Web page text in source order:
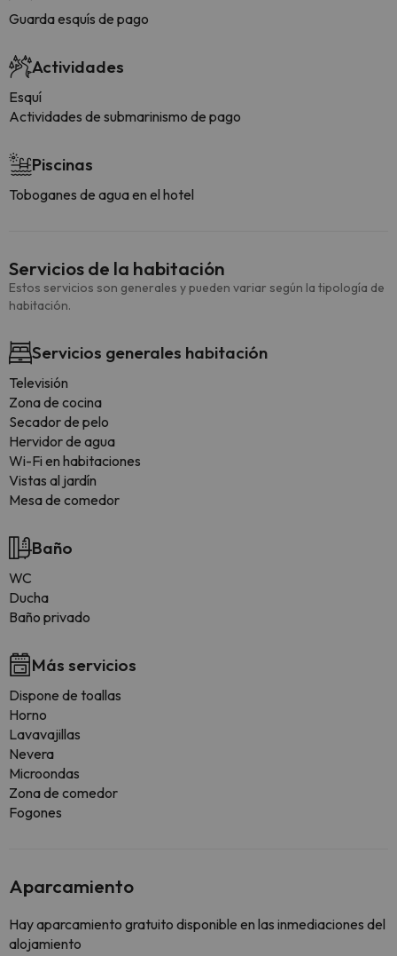
Guarda esquís de pago
Actividades
Esquí
Actividades de submarinismo de pago
Piscinas
Toboganes de agua en el hotel
Servicios de la habitación
Estos servicios son generales y pueden variar según la tipología de
habitación.
Servicios generales habitación
Televisión
Zona de cocina
Secador de pelo
Hervidor de agua
Wi-Fi en habitaciones
Vistas al jardín
Mesa de comedor
Baño
WC
Ducha
Baño privado
Más servicios
Dispone de toallas
Horno
Lavavajillas
Nevera
Microondas
Zona de comedor
Fogones
Aparcamiento
Hay aparcamiento gratuito disponible en las inmediaciones del
alojamiento